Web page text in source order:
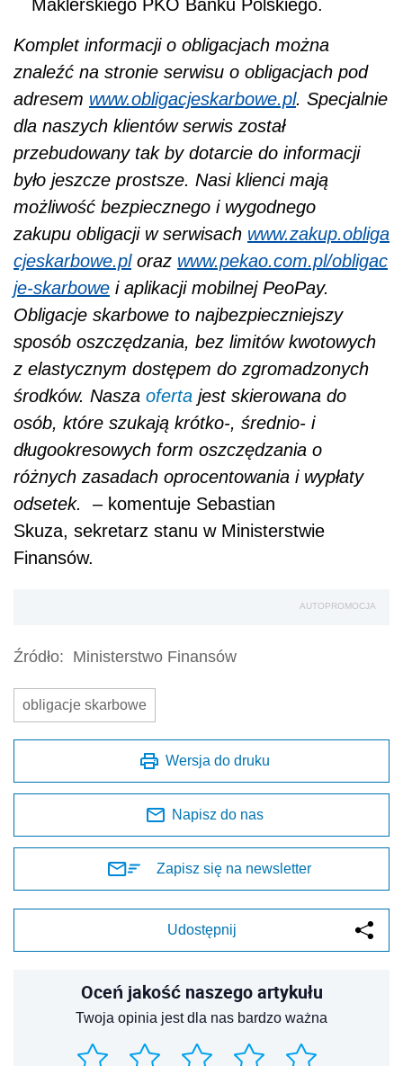
Maklerskiego PKO Banku Polskiego.
Komplet informacji o obligacjach można
znaleźć na stronie serwisu o obligacjach pod
adresem www.obligacjeskarbowe.pl. Specjalnie
dla naszych klientów serwis został
przebudowany tak by dotarcie do informacji
było jeszcze prostsze. Nasi klienci mają
możliwość bezpiecznego i wygodnego
zakupu obligacji w serwisach www.zakup.obliga
cjeskarbowe.ploraz www.pekao.com.pl/obligac
je-skarbowe i aplikacji mobilnej PeoPay.
Obligacje skarbowe to najbezpieczniejszy
sposób oszczędzania, bez limitów kwotowych
z elastycznym dostępem do zgromadzonych
środków. Nasza oferta jest skierowana do
osób, które szukają krótko-, średnio- i
długookresowych form oszczędzania o
różnych zasadach oprocentowania i wypłaty
odsetek.
– komentuje Sebastian
Skuza, sekretarz stanu w Ministerstwie
Finansów.
AUTOPROMOCJA
Źródło: Ministerstwo Finansów
obligacje skarbowe
Wersja do druku
Napisz do nas
Zapisz się na newsletter
Udostępnij
Oceń jakość naszego artykułu
Twoja opinia jest dla nas bardzo ważna